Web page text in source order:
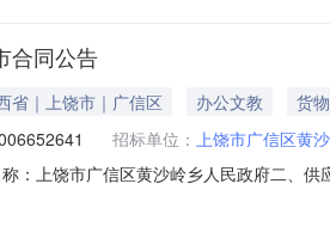
合同公告
省｜上饶市｜广信区 办公文教
货物
招标单位： 上饶市广信区黄
：上饶市广信区黄沙岭乡人民政府二、
机器